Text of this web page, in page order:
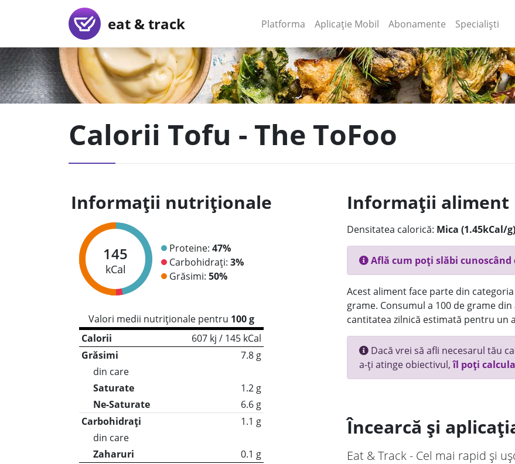
eat & track Platforma (current)
Aplicație Mobil (current)
Abonamente Specialiști
Calorii Tofu - The ToFoo
Informații nutriționale
145
kCal
Proteine: 47%
Carbohidrați: 3%
Grăsimi: 50%
Valori medii nutriționale pentru 100 g
Calorii
607 kj / 145 kCal
Grăsimi
7.8 g
din care
Saturate
1.2 g
Ne-Saturate
6.6 g
Carbohidrați
1.1 g
din care
Zaharuri
0.1 g
Informații aliment
Densitatea calorică: Mica (1.45kCal/g)
Află cum poți slăbi
Acest aliment face parte din
grame. Consumul a 100 de grame
cantitatea zilnică estimată pentru un
Dacă vrei să afli necesarul tău
a-ți atinge obiectivul,îl poți
Încearcă și
Eat & Track - Cel mai rapid și